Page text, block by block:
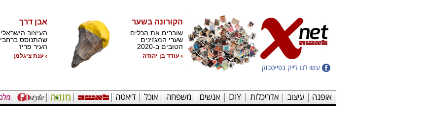
הקורונה בשער
שוברים את הכלים:
שערי המגזינים
הטובים ב-2020
עודד בן יהודה
אבן דרך
העיצוב הישראלי
שהתנוסס ברחבי
העיר פריז
ענת ציגלמן